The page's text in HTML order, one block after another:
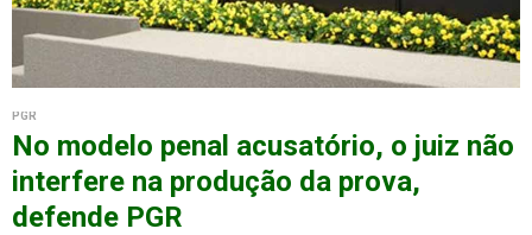
PGR
No modelo penal acusatório, o juiz não
interfere na produção da prova,
defende PGR